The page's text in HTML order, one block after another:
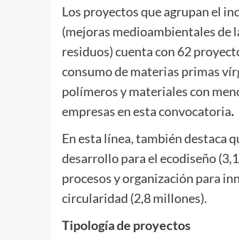
Los proyectos que agrupan el
(mejoras medioambientales de
residuos) cuenta con 62
consumo de materias primas
polímeros y materiales con
empresas en esta convocatoria.
En esta línea, también destaca
desarrollo para el ecodiseño
procesos y organización para
circularidad (2,8 millones).
Tipología de proyectos